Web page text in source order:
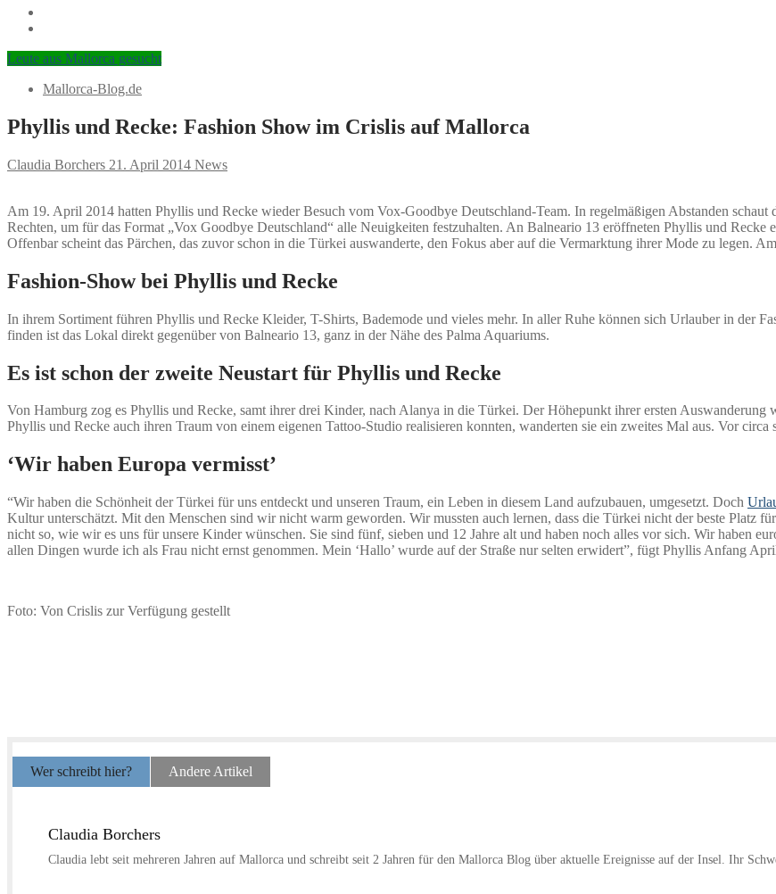
Leute aus Mallorca gesucht
Mallorca-Blog.de
Phyllis und Recke: Fashion Show im Crislis auf Mallorca
Claudia Borchers 21. April 2014 News
Am 19. April 2014 hatten Phyllis und Recke wieder Besuch vom Vox-Goodbye Deutschland-Team. In regelmäßigen Abstanden
Rechten, um für das Format „Vox Goodbye Deutschland“ alle Neuigkeiten festzuhalten. An Balneario 13 eröffneten Phyllis und Recke
Offenbar scheint das Pärchen, das zuvor schon in die Türkei auswanderte, den Fokus aber auf die Vermarktung ihrer Mode zu legen.
Fashion-Show bei Phyllis und Recke
In ihrem Sortiment führen Phyllis und Recke Kleider, T-Shirts, Bademode und vieles mehr. In aller Ruhe können sich Urlauber in der
finden ist das Lokal direkt gegenüber von Balneario 13, ganz in der Nähe des Palma Aquariums.
Es ist schon der zweite Neustart für Phyllis und Recke
Von Hamburg zog es Phyllis und Recke, samt ihrer drei Kinder, nach Alanya in die Türkei. Der Höhepunkt ihrer ersten
Phyllis und Recke auch ihren Traum von einem eigenen Tattoo-Studio realisieren konnten, wanderten sie ein zweites Mal aus. Vor
‘Wir haben Europa vermisst’
“Wir haben die Schönheit der Türkei für uns entdeckt und unseren Traum, ein Leben in diesem Land aufzubauen, umgesetzt. Doch
Kultur unterschätzt. Mit den Menschen sind wir nicht warm geworden. Wir mussten auch lernen, dass die Türkei nicht der beste Platz
nicht so, wie wir es uns für unsere Kinder wünschen. Sie sind fünf, sieben und 12 Jahre alt und haben noch alles vor sich. Wir haben
allen Dingen wurde ich als Frau nicht ernst genommen. Mein ‘Hallo’ wurde auf der Straße nur selten erwidert”, fügt Phyllis Anfang
Foto: Von Crislis zur Verfügung gestellt
Wer schreibt hier? Andere Artikel
Claudia Borchers
Claudia lebt seit mehreren Jahren auf Mallorca und schreibt seit 2 Jahren für den Mallorca Blog über aktuelle Ereignisse auf der Insel. Ihr